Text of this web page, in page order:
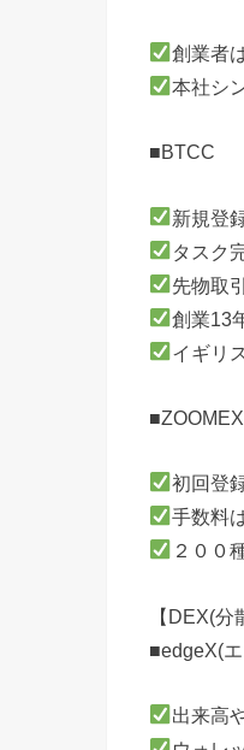
創業者
本社シ
■BTCC
新規登
タスク
先物取
創業13
イギリ
初回登
手数料
２００
【DEX(分
■edgeX(
出来高